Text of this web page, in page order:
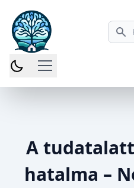
A
hatalma –